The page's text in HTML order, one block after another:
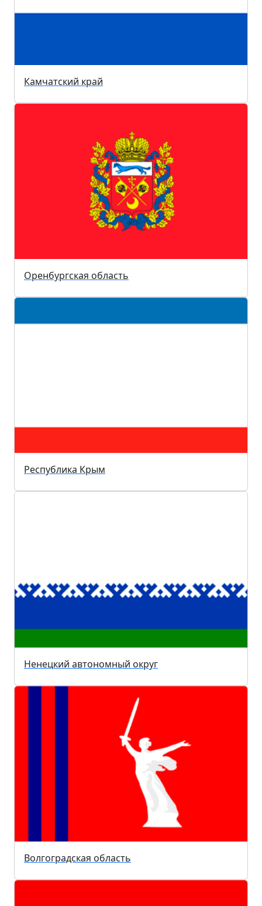
Камчатский край
Оренбургская область
Республика Крым
Ненецкий автономный округ
Волгоградская область